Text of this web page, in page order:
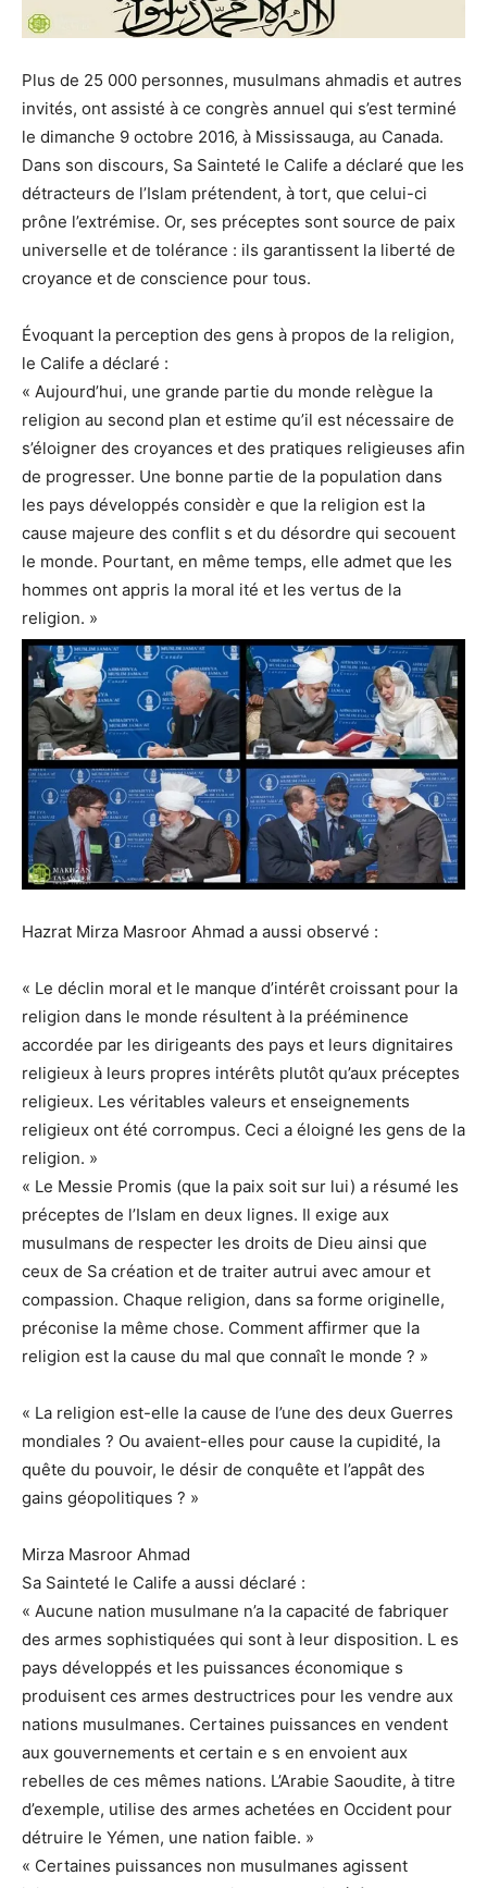
Plus de 25 000 personnes, musulmans ahmadis et autres
invités, ont assisté à ce congrès annuel qui s’est terminé
le dimanche 9 octobre 2016, à Mississauga, au Canada.
Dans son discours, Sa Sainteté le Calife a déclaré que les
détracteurs de l’Islam prétendent, à tort, que celui-ci
prône l’extrémise. Or, ses préceptes sont source de paix
universelle et de tolérance : ils garantissent la liberté de
croyance et de conscience pour tous.
Évoquant la perception des gens à propos de la religion,
le Calife a déclaré :
« Aujourd’hui, une grande partie du monde relègue la
religion au second plan et estime qu’il est nécessaire de
s’éloigner des croyances et des pratiques religieuses afin
de progresser. Une bonne partie de la population dans
les pays développés considèr e que la religion est la
cause majeure des conflit s et du désordre qui secouent
le monde. Pourtant, en même temps, elle admet que les
hommes ont appris la moral ité et les vertus de la
religion. »
Hazrat Mirza Masroor Ahmad a aussi observé :
« Le déclin moral et le manque d’intérêt croissant pour la
religion dans le monde résultent à la prééminence
accordée par les dirigeants des pays et leurs dignitaires
religieux à leurs propres intérêts plutôt qu’aux préceptes
religieux. Les véritables valeurs et enseignements
religieux ont été corrompus. Ceci a éloigné les gens de la
religion. »
« Le Messie Promis (que la paix soit sur lui) a résumé les
préceptes de l’Islam en deux lignes. Il exige aux
musulmans de respecter les droits de Dieu ainsi que
ceux de Sa création et de traiter autrui avec amour et
compassion. Chaque religion, dans sa forme originelle,
préconise la même chose. Comment affirmer que la
religion est la cause du mal que connaît le monde ? »
« La religion est-elle la cause de l’une des deux Guerres
mondiales ? Ou avaient-elles pour cause la cupidité, la
quête du pouvoir, le désir de conquête et l’appât des
gains géopolitiques ? »
Mirza Masroor Ahmad
Sa Sainteté le Calife a aussi déclaré :
« Aucune nation musulmane n’a la capacité de fabriquer
des armes sophistiquées qui sont à leur disposition. L es
pays développés et les puissances économique s
produisent ces armes destructrices pour les vendre aux
nations musulmanes. Certaines puissances en vendent
aux gouvernements et certain e s en envoient aux
rebelles de ces mêmes nations. L’Arabie Saoudite, à titre
d’exemple, utilise des armes achetées en Occident pour
détruire le Yémen, une nation faible. »
« Certaines puissances non musulmanes agissent